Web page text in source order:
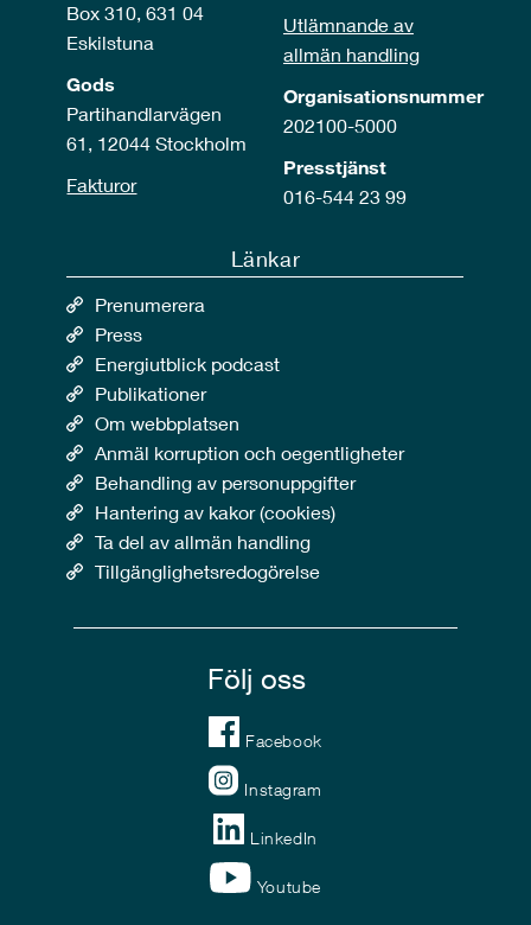
Box 310, 631 04
Eskilstuna
Gods
Partihandlarvägen
61, 12044 Stockholm
Fakturor
Utlämnande av
allmän handling
Organisationsnummer
202100-5000
Presstjänst
016-544 23 99
Länkar
Prenumerera
Press
Energiutblick podcast
Publikationer
Om webbplatsen
Anmäl korruption och oegentligheter
Behandling av personuppgifter
Hantering av kakor (cookies)
Ta del av allmän handling
Tillgänglighetsredogörelse
Följ oss
Facebook
Instagram
LinkedIn
Youtube